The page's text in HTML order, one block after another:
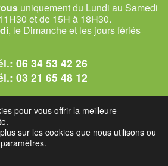
uniquement du Lundi au Samedi
et de 15H à 18H30.
, le Dimanche et les jours fériés
06 34 53 42 26
03 21 65 48 12
Le Club des Chats
- 62840 Sailly-sur-la-Lys.
légales et C.G.U
pour vous offrir la meilleure
sur les cookies que nous utilisons ou
.